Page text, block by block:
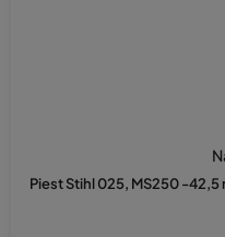
Piest Stihl 025, MS250 -